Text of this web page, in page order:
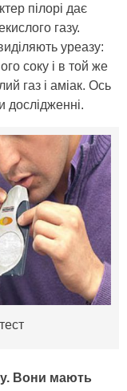
пілорі дає
газу.
уреазу:
соку і в той же
газ і аміак. Ось
дослідженні.
Вони мають